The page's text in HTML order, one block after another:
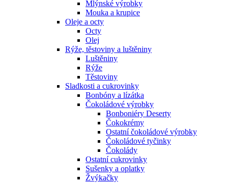
Mlýnské výrobky
Mouka a krupice
Oleje a octy
Octy
Olej
Rýže, těstoviny a luštěniny
Luštěniny
Rýže
Těstoviny
Sladkosti a cukrovinky
Bonbóny a lízátka
Čokoládové výrobky
Bonboniéry Deserty
Čokokrémy
Ostatní čokoládové výrobky
Čokoládové tyčinky
Čokolády
Ostatní cukrovinky
Sušenky a oplatky
Žvýkačky